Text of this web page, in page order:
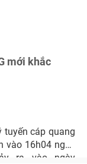
mới khắc
cáp quang
vào 16h04 ngày
ra vào ngày